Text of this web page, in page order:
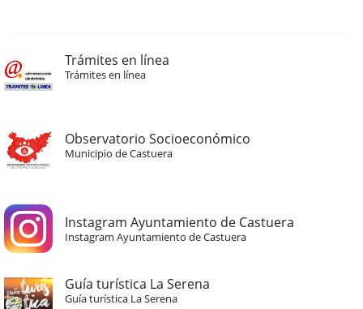
Trámites en línea
Trámites en línea
Observatorio Socioeconómico
Municipio de Castuera
Instagram Ayuntamiento de Castuera
Instagram Ayuntamiento de Castuera
Guía turística La Serena
Guía turística La Serena